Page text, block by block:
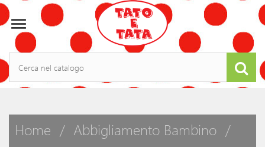

Home
Abbigliamento Bambino